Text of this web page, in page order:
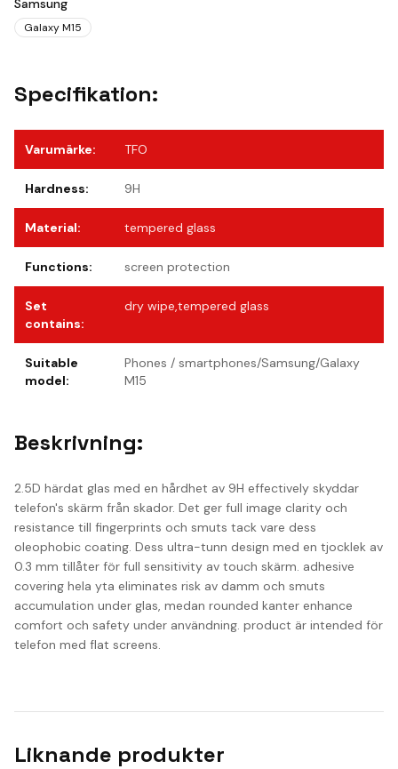
Samsung
Galaxy M15
Specifikation:
Varumärke: TFO
Hardness: 9H
Material: tempered glass
Functions: screen protection
Set
contains:
dry wipe,tempered glass
Suitable
model:
Phones / smartphones/Samsung/Galaxy
M15
Beskrivning:
2.5D härdat glas med en hårdhet av 9H effectively skyddar
telefon's skärm från skador. Det ger full image clarity och
resistance till fingerprints och smuts tack vare dess
oleophobic coating. Dess ultra-tunn design med en tjocklek av
0.3 mm tillåter för full sensitivity av touch skärm. adhesive
covering hela yta eliminates risk av damm och smuts
accumulation under glas, medan rounded kanter enhance
comfort och safety under användning. product är intended för
telefon med flat screens.
Liknande produkter